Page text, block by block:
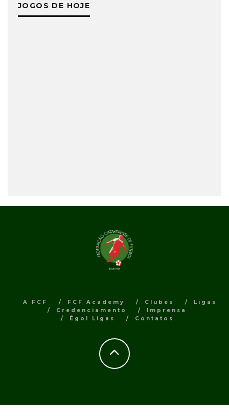
JOGOS DE HOJE
A FCF FCF Academy Clubes
Ligas
Credenciamento
Imprensa
Égol Ligas
Contatos